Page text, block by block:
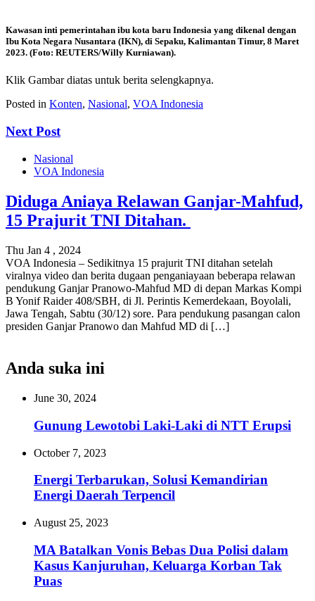
Kawasan inti pemerintahan ibu kota baru Indonesia yang dikenal dengan
Ibu Kota Negara Nusantara (IKN), di Sepaku, Kalimantan Timur, 8 Maret
2023. (Foto: REUTERS/Willy Kurniawan).
Klik Gambar diatas untuk berita selengkapnya.
Posted in Konten, Nasional, VOA Indonesia
Next Post
Nasional
VOA Indonesia
Diduga Aniaya Relawan Ganjar-Mahfud,
15 Prajurit TNI Ditahan.
Thu Jan 4 , 2024
VOA Indonesia – Sedikitnya 15 prajurit TNI ditahan setelah
viralnya video dan berita dugaan penganiayaan beberapa relawan
pendukung Ganjar Pranowo-Mahfud MD di depan Markas Kompi
B Yonif Raider 408/SBH, di Jl. Perintis Kemerdekaan, Boyolali,
Jawa Tengah, Sabtu (30/12) sore. Para pendukung pasangan calon
presiden Ganjar Pranowo dan Mahfud MD di […]
Anda suka ini
June 30, 2024
Gunung Lewotobi Laki-Laki di NTT Erupsi
October 7, 2023
Energi Terbarukan, Solusi Kemandirian
Energi Daerah Terpencil
August 25, 2023
MA Batalkan Vonis Bebas Dua Polisi dalam
Kasus Kanjuruhan, Keluarga Korban Tak
Puas